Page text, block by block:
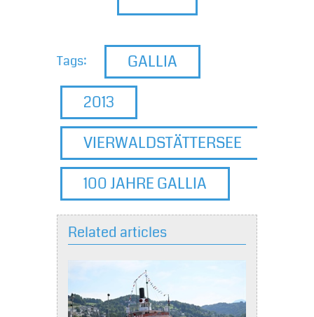
Tags:
GALLIA
2013
VIERWALDSTÄTTERSEE
100 JAHRE GALLIA
Related articles